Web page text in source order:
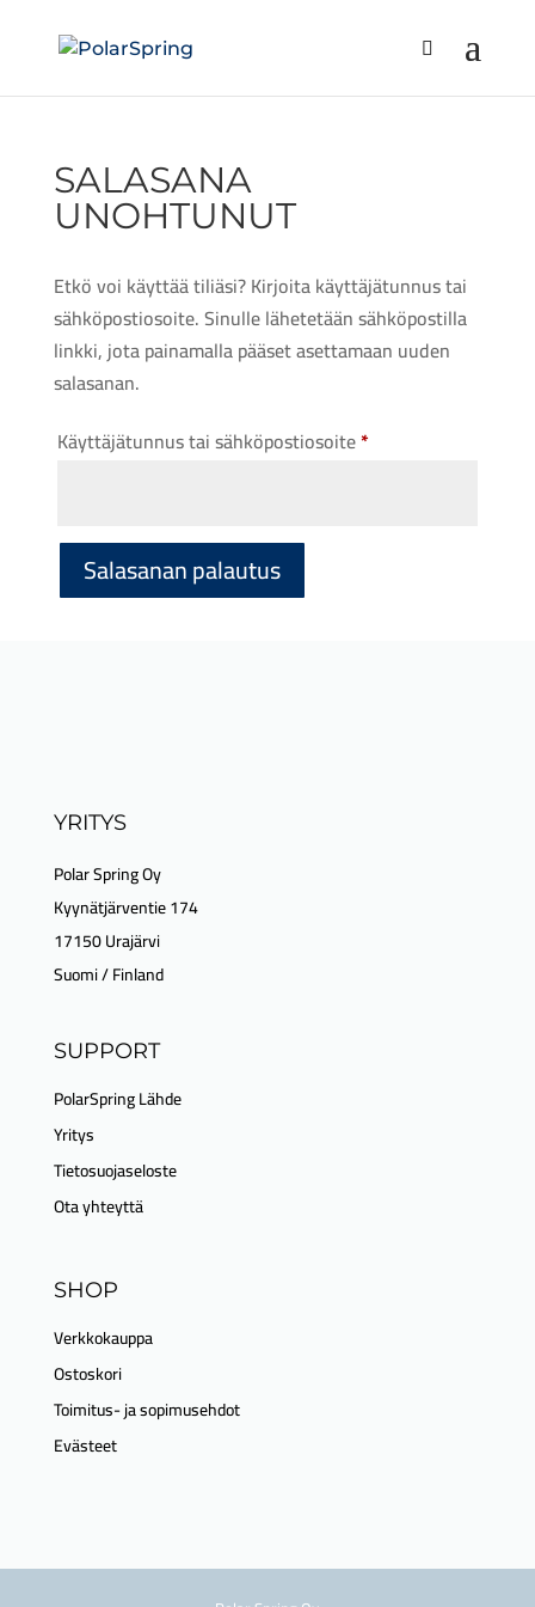
SALASANA
UNOHTUNUT
Etkö voi käyttää tiliäsi? Kirjoita käyttäjätunnus tai
sähköpostiosoite. Sinulle lähetetään sähköpostilla
linkki, jota painamalla pääset asettamaan uuden
salasanan.
Käyttäjätunnus tai sähköpostiosoite*Vaaditaan
Salasanan palautus
YRITYS
Polar Spring Oy
Kyynätjärventie 174
17150 Urajärvi
Suomi / Finland
SUPPORT
PolarSpring Lähde
Yritys
Tietosuojaseloste
Ota yhteyttä
SHOP
Verkkokauppa
Ostoskori
Toimitus- ja sopimusehdot
Evästeet